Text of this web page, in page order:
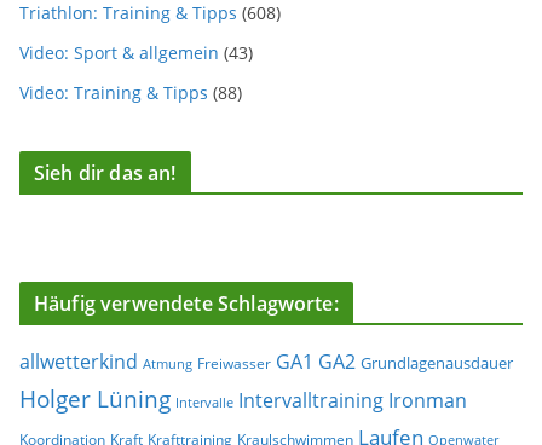
Triathlon: Training & Tipps (608)
Video: Sport & allgemein (43)
Video: Training & Tipps (88)
Sieh dir das an!
Häufig verwendete Schlagworte:
allwetterkind Atmung Freiwasser GA1 GA2 Grundlagenausdauer
Holger Lüning Intervalle Intervalltraining Ironman
Koordination Kraft Krafttraining Kraulschwimmen Laufen Openwater